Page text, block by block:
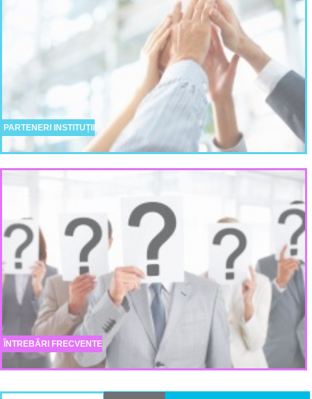
PARTENERI INSTITUȚII
ÎNTREBĂRI FRECVENTE